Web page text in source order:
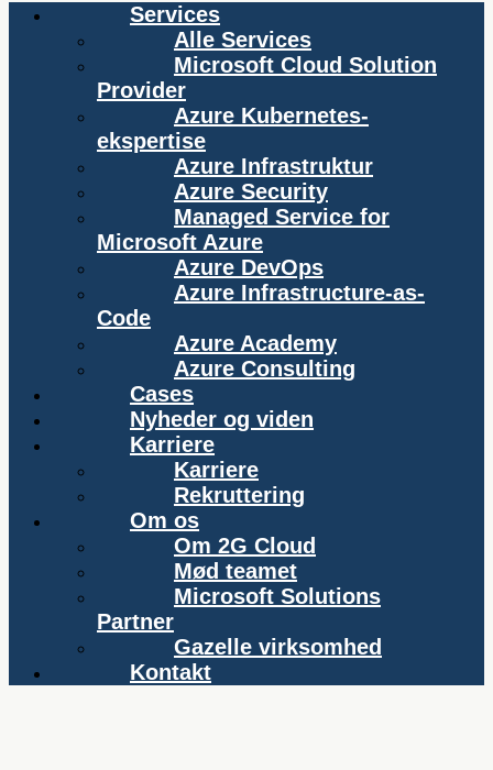
Services
Alle Services
Microsoft Cloud Solution
Provider
Azure Kubernetes-
ekspertise
Azure Infrastruktur
Azure Security
Managed Service for
Microsoft Azure
Azure DevOps
Azure Infrastructure-as-
Code
Azure Academy
Azure Consulting
Cases
Nyheder og viden
Karriere
Karriere
Rekruttering
Om os
Om 2G Cloud
Mød teamet
Microsoft Solutions
Partner
Gazelle virksomhed
Kontakt